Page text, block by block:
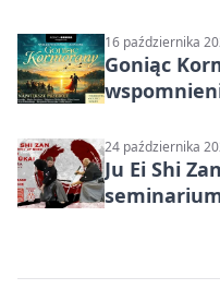
16 października
Goniąc
24 października
Ju Ei Shi